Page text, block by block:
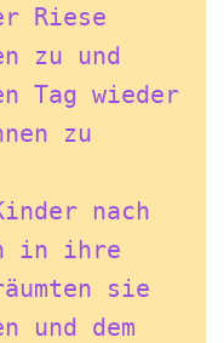
Riese
zu und
Tag wieder
zu
nach
in ihre
sie
und dem